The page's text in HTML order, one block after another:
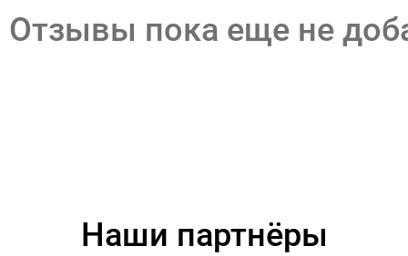
Отзывы пока еще не
Наши партнёры